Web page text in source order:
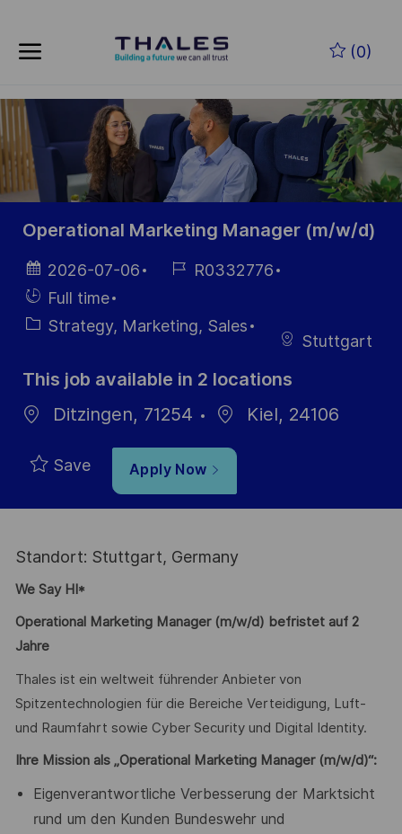
(0)
-
Operational Marketing Manager (m/w/d)
Posted
Date
2026-07-06
Job R0332776
Hiring
Type
Full time
Category
Strategy, Marketing, Sales
Stuttgart
This job available in 2 locations
Ditzingen, 71254
Kiel, 24106
Save Apply Now
Standort: Stuttgart, Germany
We Say HI*
Operational Marketing Manager (m/w/d) befristet auf 2
Jahre
Thales ist ein weltweit führender Anbieter von
Spitzentechnologien für die Bereiche Verteidigung, Luft-
und Raumfahrt sowie Cyber Security und Digital Identity.
Ihre Mission als „Operational Marketing Manager (m/w/d)“:
Eigenverantwortliche Verbesserung der Marktsicht
rund um den Kunden Bundeswehr und